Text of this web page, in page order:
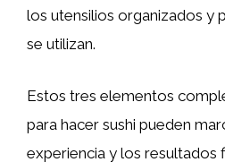
los utensilios organizados y
se utilizan.
Estos tres elementos
para hacer sushi pueden
experiencia y los resultados